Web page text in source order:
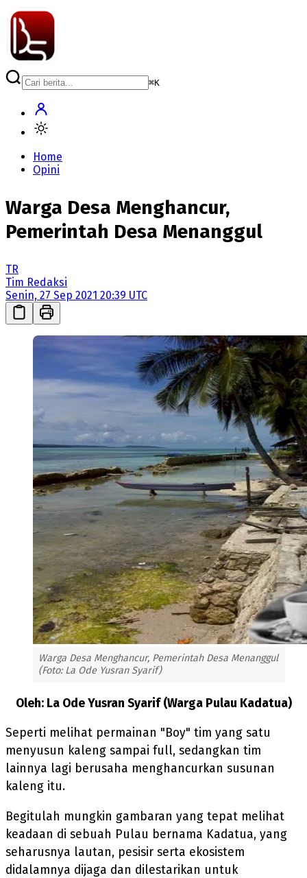
⌘K
Home
Opini
Warga Desa Menghancur,
Pemerintah Desa Menanggul
TR
Tim Redaksi
Senin, 27 Sep 2021 20:39 UTC
Warga Desa Menghancur, Pemerintah Desa Menanggul
(Foto: La Ode Yusran Syarif)
Oleh: La Ode Yusran Syarif (Warga Pulau Kadatua)
Seperti melihat permainan "Boy" tim yang satu
menyusun kaleng sampai full, sedangkan tim
lainnya lagi berusaha menghancurkan susunan
kaleng itu.
Begitulah mungkin gambaran yang tepat melihat
keadaan di sebuah Pulau bernama Kadatua, yang
seharusnya lautan, pesisir serta ekosistem
didalamnya dijaga dan dilestarikan untuk